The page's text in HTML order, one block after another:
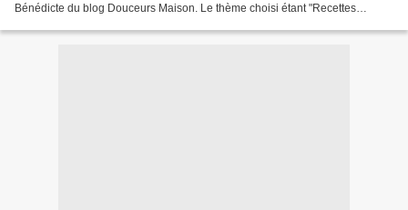
Bénédicte du blog Douceurs Maison. Le thème choisi étant "Recettes